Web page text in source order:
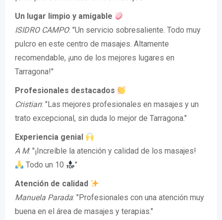
Un lugar limpio y amigable
ISIDRO CAMPO: "Un servicio sobresaliente. Todo muy
pulcro en este centro de masajes. Altamente
recomendable, ¡uno de los mejores lugares en
Tarragona!"
Profesionales destacados
Cristian: "Las mejores profesionales en masajes y un
trato excepcional, sin duda lo mejor de Tarragona."
Experiencia genial
A M: "¡Increíble la atención y calidad de los masajes!
Todo un 10
"
Atención de calidad
Manuela Parada: "Profesionales con una atención muy
buena en el área de masajes y terapias."